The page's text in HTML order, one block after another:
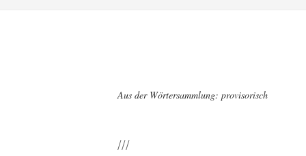
Aus der Wörtersammlung: provisorisch
///